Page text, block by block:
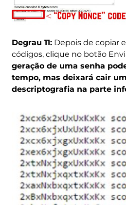
Degrau 11:Depois de copiar
códigos, clique no botão
geração de uma senha
tempo, mas deixará cair
descriptografia na parte